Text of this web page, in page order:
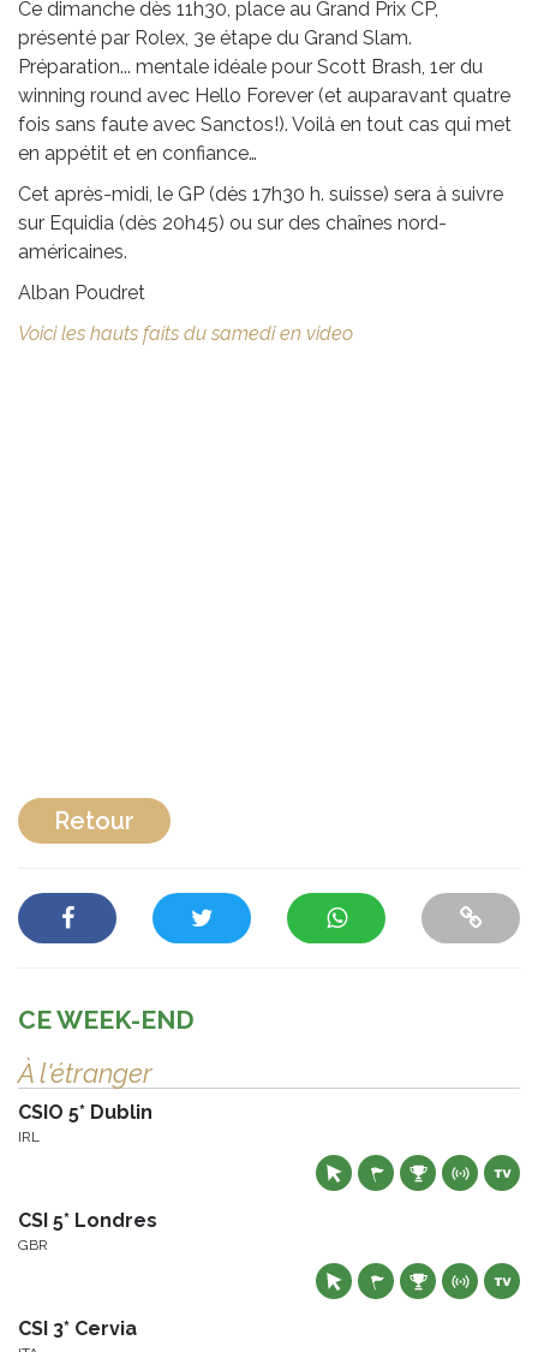
Ce dimanche dès 11h30, place au Grand Prix CP,
présenté par Rolex, 3e étape du Grand Slam.
Préparation... mentale idéale pour Scott Brash, 1er du
winning round avec Hello Forever (et auparavant quatre
fois sans faute avec Sanctos!). Voilà en tout cas qui met
en appétit et en confiance…
Cet après-midi, le GP (dès 17h30 h. suisse) sera à suivre
sur Equidia (dès 20h45) ou sur des chaînes nord-
américaines.
Alban Poudret
Voici les hauts faits du samedi en video
Retour
CE WEEK-END
À l'étranger
CSIO 5* Dublin
IRL
CSI 5* Londres
GBR
CSI 3* Cervia